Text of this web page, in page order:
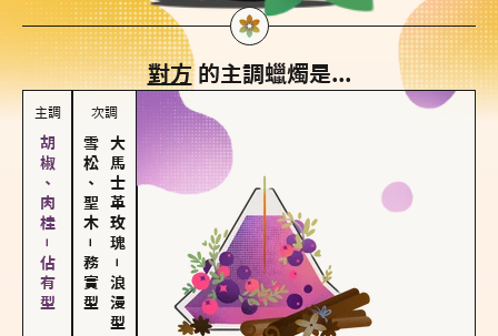
對方的主調蠟燭是...
主調
胡椒、肉桂－佔有型
次調
雪松、聖木
－
務實型
大馬士革玫瑰
－
浪漫型